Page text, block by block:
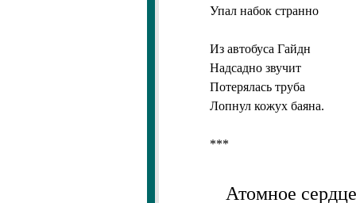
Упал набок странно
Из автобуса Гайдн
Надсадно звучит
Потерялась труба
Лопнул кожух баяна.
***
Атомное